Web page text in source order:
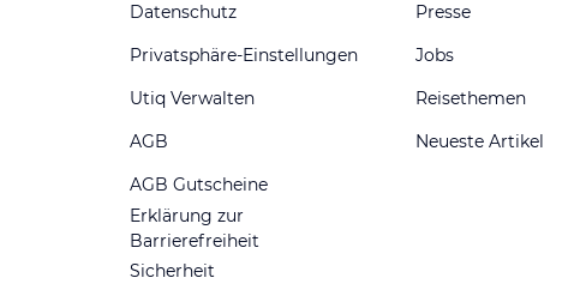
Datenschutz
Privatsphäre-Einstellungen
Utiq Verwalten
AGB
AGB Gutscheine
Erklärung zur
Barrierefreiheit
Sicherheit
Presse
Jobs
Reisethemen
Neueste Artikel